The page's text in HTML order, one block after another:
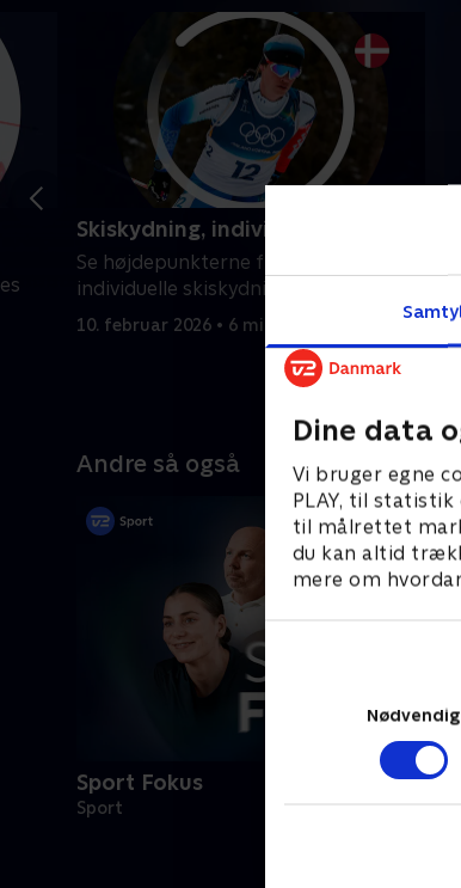
Dine data
Vi bruger egne
PLAY, til
til målrettet
du kan altid
mere om
Nødvendig
Skiskydning, individuelt (m)
Se højdepunkterne fra herrernes
individuelle skiskydning.
10. februar 2026 • 6 min
Andre så også
Sport Fokus
Sport